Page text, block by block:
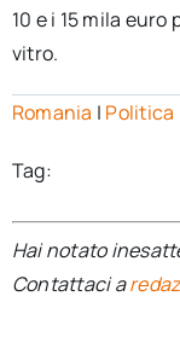
10 e i 15 mila
vitro.
Romania | Politica
Tag:
Hai notato
Contattaci a